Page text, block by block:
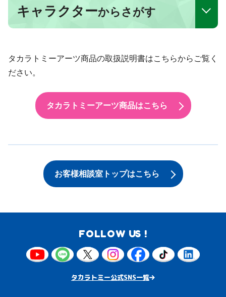
キャラクターからさがす
タカラトミーアーツ商品の取扱説明書はこちらからご覧く
ださい。
タカラトミーアーツ商品はこちら
お客様相談室トップはこちら
FOLLOW US !
タカラトミー公式SNS一覧